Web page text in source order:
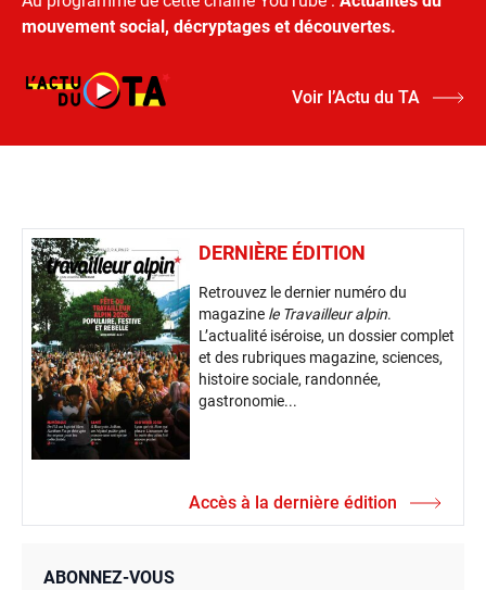
mouvement social, décryptages et découvertes.
Voir l’Actu du TA
DERNIÈRE ÉDITION
Retrouvez le dernier numéro du
magazine le Travailleur alpin.
L’actualité iséroise, un dossier complet
et des rubriques magazine, sciences,
histoire sociale, randonnée,
gastronomie...
Accès à la dernière édition
ABONNEZ-VOUS